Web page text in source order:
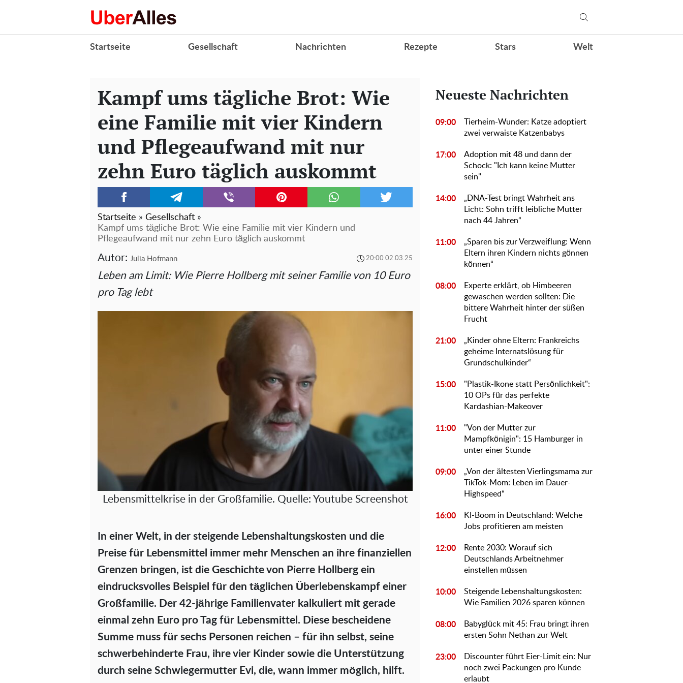
Startseite Gesellschaft Nachrichten Rezepte Stars Welt
Kampf ums tägliche Brot: Wie
eine Familie mit vier Kindern
und Pflegeaufwand mit nur
zehn Euro täglich auskommt
Startseite » Gesellschaft »
Kampf ums tägliche Brot: Wie eine Familie mit vier Kindern und
Pflegeaufwand mit nur zehn Euro täglich auskommt
Autor: Julia Hofmann 20:00 02.03.25
Leben am Limit: Wie Pierre Hollberg mit seiner Familie von 10 Euro
pro Tag lebt
Lebensmittelkrise in der Großfamilie. Quelle: Youtube Screenshot
In einer Welt, in der steigende Lebenshaltungskosten und die
Preise für Lebensmittel immer mehr Menschen an ihre finanziellen
Grenzen bringen, ist die Geschichte von Pierre Hollberg ein
eindrucksvolles Beispiel für den täglichen Überlebenskampf einer
Großfamilie. Der 42-jährige Familienvater kalkuliert mit gerade
einmal zehn Euro pro Tag für Lebensmittel. Diese bescheidene
Summe muss für sechs Personen reichen – für ihn selbst, seine
schwerbehinderte Frau, ihre vier Kinder sowie die Unterstützung
durch seine Schwiegermutter Evi, die, wann immer möglich, hilft.
Neueste Nachrichten
09:00
Tierheim-Wunder: Katze adoptiert
zwei verwaiste Katzenbabys
17:00
Adoption mit 48 und dann der
Schock: "Ich kann keine Mutter
sein"
14:00
„DNA-Test bringt Wahrheit ans
Licht: Sohn trifft leibliche Mutter
nach 44 Jahren“
11:00
„Sparen bis zur Verzweiflung: Wenn
Eltern ihren Kindern nichts gönnen
können“
08:00
Experte erklärt, ob Himbeeren
gewaschen werden sollten: Die
bittere Wahrheit hinter der süßen
Frucht
21:00
„Kinder ohne Eltern: Frankreichs
geheime Internatslösung für
Grundschulkinder“
15:00
"Plastik-Ikone statt Persönlichkeit":
10 OPs für das perfekte
Kardashian-Makeover
11:00
"Von der Mutter zur
Mampfkönigin": 15 Hamburger in
unter einer Stunde
09:00
„Von der ältesten Vierlingsmama zur
TikTok-Mom: Leben im Dauer-
Highspeed“
16:00
KI-Boom in Deutschland: Welche
Jobs profitieren am meisten
12:00
Rente 2030: Worauf sich
Deutschlands Arbeitnehmer
einstellen müssen
10:00
Steigende Lebenshaltungskosten:
Wie Familien 2026 sparen können
08:00
Babyglück mit 45: Frau bringt ihren
ersten Sohn Nethan zur Welt
23:00
Discounter führt Eier-Limit ein: Nur
noch zwei Packungen pro Kunde
erlaubt